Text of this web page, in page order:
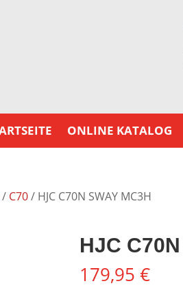
ONLINE KATALOG
/ C70/ HJC C70N SWAY MC3H
HJC
179,95€